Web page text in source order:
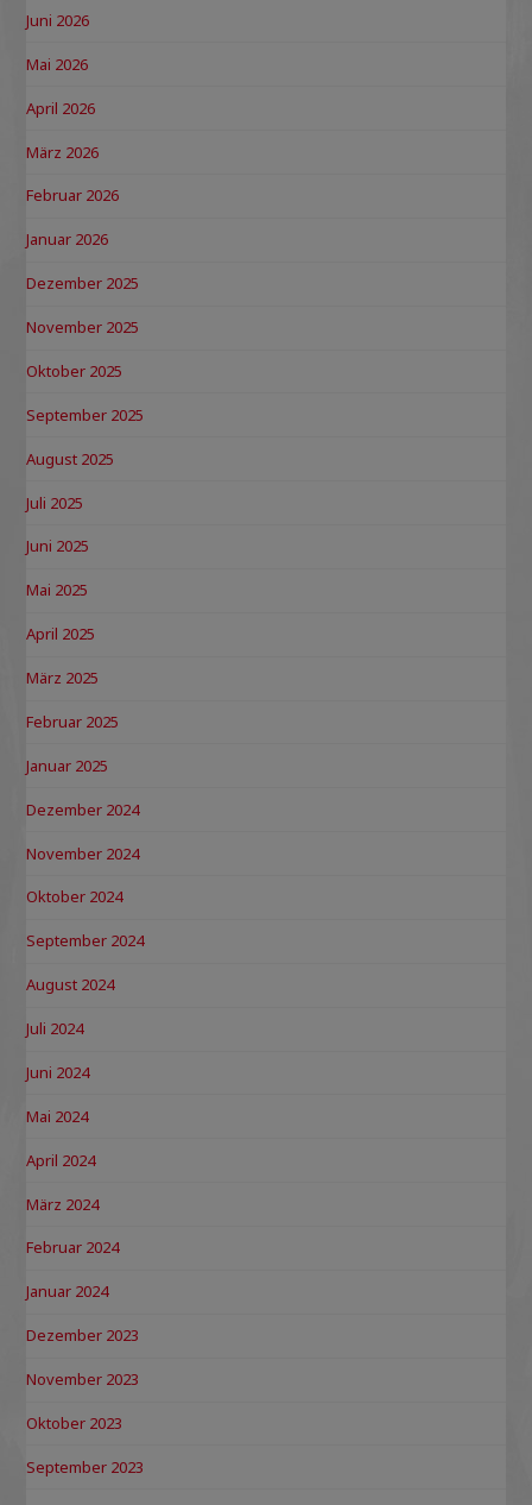
Juni 2026
Mai 2026
April 2026
März 2026
Februar 2026
Januar 2026
Dezember 2025
November 2025
Oktober 2025
September 2025
August 2025
Juli 2025
Juni 2025
Mai 2025
April 2025
März 2025
Februar 2025
Januar 2025
Dezember 2024
November 2024
Oktober 2024
September 2024
August 2024
Juli 2024
Juni 2024
Mai 2024
April 2024
März 2024
Februar 2024
Januar 2024
Dezember 2023
November 2023
Oktober 2023
September 2023